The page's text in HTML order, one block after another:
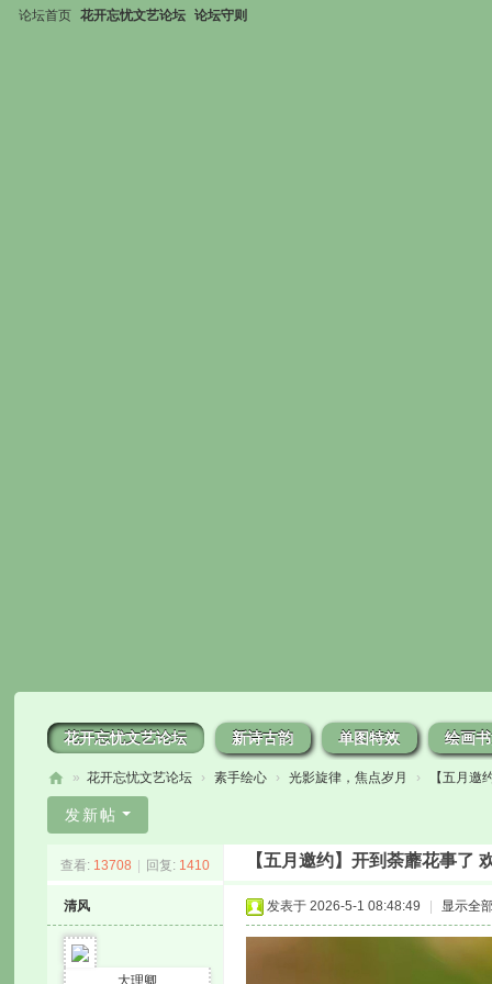
论坛首页 花开忘忧文艺论坛 论坛守则
花开忘忧文艺论坛 新诗古韵 单图特效 绘画
忘
忧
» 花开忘忧文艺论坛 › 素手绘心 › 光影旋律，焦点岁月 › 【五月邀
发新帖
查看: 13708 回复: 1410 【五月邀约】开到荼蘼花事了
清风
大理卿
发表于 2026-5-1 08:48:49 显示全